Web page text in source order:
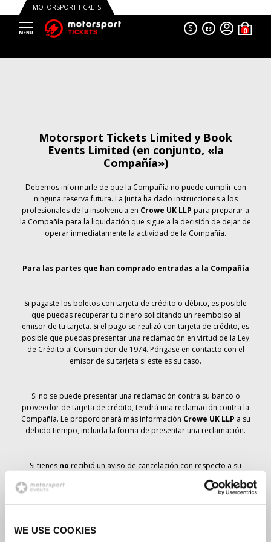
WE USE COOKIES
MOTORSPORT TICKETS
$ ES
Motorsport Tickets Limited y Book
Events Limited (en conjunto, «la
Compañía»)
Debemos informarle de que la Compañía no puede cumplir con
ninguna reserva futura. La Junta ha dado instrucciones a los
profesionales de la insolvencia en Crowe UK LLP para preparar a
la Compañía para la liquidación que sigue a la decisión de dejar de
operar inmediatamente la actividad de la Compañía.
Para las partes que han comprado entradas a la Compañía
Si pagaste los boletos con tarjeta de crédito o débito, es posible
que puedas recuperar tu dinero solicitando un reembolso al
emisor de tu tarjeta. Si el pago se realizó con tarjeta de crédito, es
posible que puedas presentar una reclamación en virtud de la Ley
de Crédito al Consumidor de 1974. Póngase en contacto con el
emisor de su tarjeta si este es su caso.
Si no se puede presentar una reclamación contra su banco o
proveedor de tarjeta de crédito, tendrá una reclamación contra la
Compañía. Le proporcionará más información Crowe UK LLP a su
debido tiempo, incluida la forma de presentar una reclamación.
Si tienes no recibió un aviso de cancelación con respecto a su
pedido de entradas, su reserva no se ha cancelado y se prevé que
recibirá las entradas que ha pedido a su debido tiempo. La